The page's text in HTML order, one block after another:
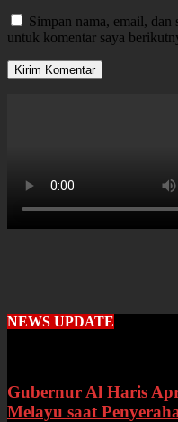
Simpan nama, email, dan
untuk komentar saya
NEWS UPDATE
Gubernur Al Haris
Melayu saat